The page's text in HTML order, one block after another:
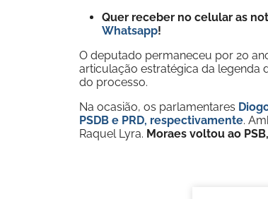
Quer receber no celular as
Whatsapp!
O deputado permaneceu por 20
articulação estratégica da legenda
do processo.
Na ocasião, os parlamentares
PSDB e PRD, respectivamente.
Raquel Lyra. Moraes voltou ao